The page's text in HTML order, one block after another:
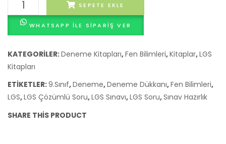
ve
LGS
Röntgen
Bilimleri
LGS
Deneme
4'lü
Deneme
Dükkanı
SEPETE EKLE
WHATSAPP ILE SIPARIŞ VER
KATEGORILER:Deneme Kitapları,Fen Bilimleri,Kitaplar,LGS
Kitapları
ETIKETLER:9.Sınıf,Deneme,Deneme Dükkanı,Fen Bilimleri,
LGS,LGS Çözümlü Soru,LGS Sınavı,LGS Soru,Sınav Hazırlık
SHARE THIS PRODUCT